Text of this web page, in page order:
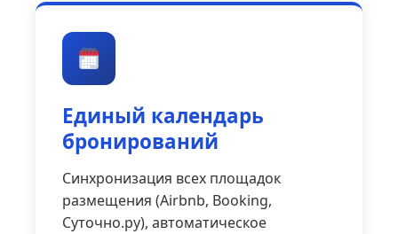
Единый календарь
бронирований
Синхронизация всех площадок
размещения (Airbnb, Booking,
Суточно.ру), автоматическое